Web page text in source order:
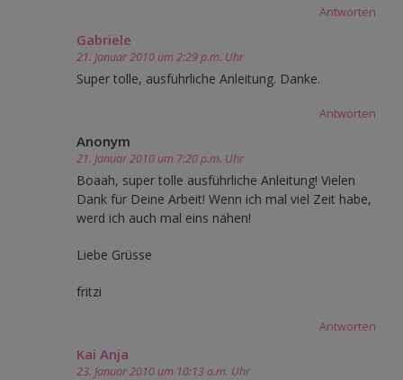
Antworten
Gabriele
21. Januar 2010 um 2:29 p.m. Uhr
Super tolle, ausführliche Anleitung. Danke.
Antworten
Anonym
21. Januar 2010 um 7:20 p.m. Uhr
Boaah, super tolle ausführliche Anleitung! Vielen
Dank für Deine Arbeit! Wenn ich mal viel Zeit habe,
werd ich auch mal eins nähen!
Liebe Grüsse
fritzi
Antworten
Kai Anja
23. Januar 2010 um 10:13 a.m. Uhr